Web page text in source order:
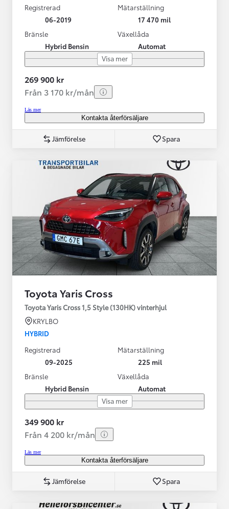
Registrerad
06-2019
Mätarställning
17 470 mil
Bränsle
Hybrid Bensin
Växellåda
Automat
Visa mer
269 900 kr
Från 3 170 kr/mån
Läs mer
Kontakta återförsäljare
Jämförelse Spara
Toyota Yaris Cross
Toyota Yaris Cross 1,5 Style (130HK) vinterhjul
KRYLBO
HYBRID
Registrerad
09-2025
Mätarställning
225 mil
Bränsle
Hybrid Bensin
Växellåda
Automat
Visa mer
349 900 kr
Från 4 200 kr/mån
Läs mer
Kontakta återförsäljare
Jämförelse Spara